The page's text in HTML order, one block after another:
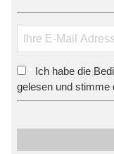
Ich habe die
gelesen und stimme